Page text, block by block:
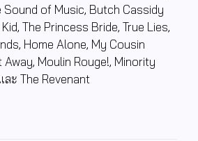
Sound of Music, Butch Cassidy
The Princess Bride, True Lies,
Home Alone, My Cousin
Away, Moulin Rouge!, Minority
ละ The Revenant